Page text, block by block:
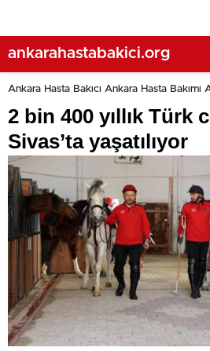
ankarahastabakici.org
Ankara Hasta Bakıcı Ankara Hasta Bakımı
2 bin 400 yıllık Türk
Sivas’ta yaşatılıyor